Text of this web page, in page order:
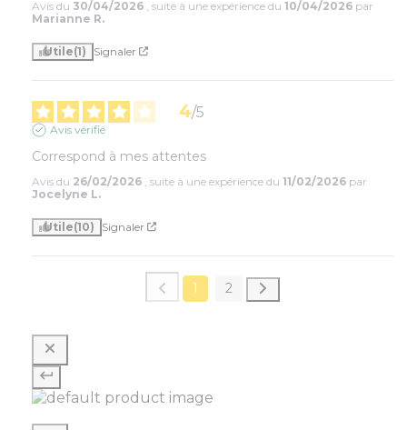
Avis du 30/04/2026 , suite à une expérience du 10/04/2026 par
Marianne R.
Utile(1) Signaler
4/5
Avis vérifié
Correspond à mes attentes
Avis du 26/02/2026 , suite à une expérience du 11/02/2026 par
Jocelyne L.
Utile(10) Signaler
1 2